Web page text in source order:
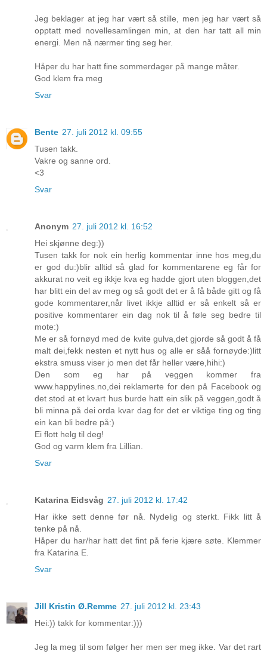
Jeg beklager at jeg har vært så stille, men jeg har vært så
opptatt med novellesamlingen min, at den har tatt all min
energi. Men nå nærmer ting seg her.
Håper du har hatt fine sommerdager på mange måter.
God klem fra meg
Svar
Bente 27. juli 2012 kl. 09:55
Tusen takk.
Vakre og sanne ord.
<3
Svar
Anonym 27. juli 2012 kl. 16:52
Hei skjønne deg:))
Tusen takk for nok ein herlig kommentar inne hos meg,du
er god du:)blir alltid så glad for kommentarene eg får for
akkurat no veit eg ikkje kva eg hadde gjort uten bloggen,det
har blitt ein del av meg og så godt det er å få både gitt og få
gode kommentarer,når livet ikkje alltid er så enkelt så er
positive kommentarer ein dag nok til å føle seg bedre til
mote:)
Me er så fornøyd med de kvite gulva,det gjorde så godt å få
malt dei,fekk nesten et nytt hus og alle er såå fornøyde:)litt
ekstra smuss viser jo men det får heller være,hihi:)
Den som eg har på veggen kommer fra
www.happylines.no,dei reklamerte for den på Facebook og
det stod at et kvart hus burde hatt ein slik på veggen,godt å
bli minna på dei orda kvar dag for det er viktige ting og ting
ein kan bli bedre på:)
Ei flott helg til deg!
God og varm klem fra Lillian.
Svar
Katarina Eidsvåg 27. juli 2012 kl. 17:42
Har ikke sett denne før nå. Nydelig og sterkt. Fikk litt å
tenke på nå.
Håper du har/har hatt det fint på ferie kjære søte. Klemmer
fra Katarina E.
Svar
Jill Kristin Ø.Remme 27. juli 2012 kl. 23:43
Hei:)) takk for kommentar:)))
Jeg la meg til som følger her men ser meg ikke. Var det rart